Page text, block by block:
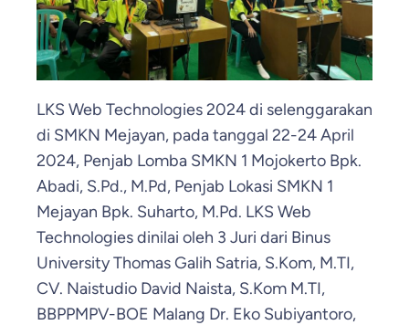
LKS Web Technologies 2024 di selenggarakan
di SMKN Mejayan, pada tanggal 22-24 April
2024, Penjab Lomba SMKN 1 Mojokerto Bpk.
Abadi, S.Pd., M.Pd, Penjab Lokasi SMKN 1
Mejayan Bpk. Suharto, M.Pd. LKS Web
Technologies dinilai oleh 3 Juri dari Binus
University Thomas Galih Satria, S.Kom, M.TI,
CV. Naistudio David Naista, S.Kom M.TI,
BBPPMPV-BOE Malang Dr. Eko Subiyantoro,